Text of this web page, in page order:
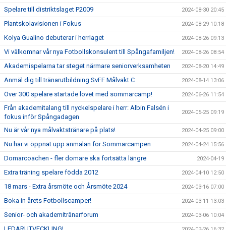
Spelare till distriktslaget P2009 2024-08-30 20:45
Plantskolavisionen i Fokus 2024-08-29 10:18
Kolya Gualino debuterar i herrlaget 2024-08-26 09:13
Vi välkomnar vår nya Fotbollskonsulent till Spångafamiljen! 2024-08-26 08:54
Akademispelarna tar steget närmare seniorverksamheten 2024-08-20 14:49
Anmäl dig till tränarutbildning SvFF Målvakt C 2024-08-14 13:06
Över 300 spelare startade lovet med sommarcamp! 2024-06-26 11:54
Från akademitalang till nyckelspelare i herr: Albin Falsén i
fokus inför Spångadagen
2024-05-25 09:19
Nu är vår nya målvaktstränare på plats! 2024-04-25 09:00
Nu har vi öppnat upp anmälan för Sommarcampen 2024-04-24 15:56
Domarcoachen - fler domare ska fortsätta längre 2024-04-19
Extra träning spelare födda 2012 2024-04-10 12:50
18 mars - Extra årsmöte och Årsmöte 2024 2024-03-16 07:00
Boka in årets Fotbollscamper! 2024-03-11 13:03
Senior- och akademitränarforum 2024-03-06 10:04